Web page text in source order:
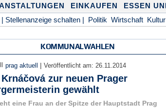
EINKAUFEN ESSEN
| Stellenanzeige schalten | Politik Wirtschaft Kultur
KOMMUNALWAHLEN
prag aktuell | Veröffentlicht am: 26.11.2014
zur neuen Prager
gewählt
eine Frau an der Spitze der Hauptstadt Prag